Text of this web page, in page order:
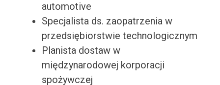
automotive
Specjalista ds. zaopatrzenia w
przedsiębiorstwie technologicznym
Planista dostaw w
międzynarodowej korporacji
spożywczej